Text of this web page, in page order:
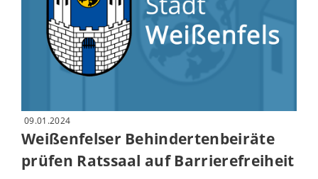
09.01.2024
Weißenfelser Behindertenbeiräte
prüfen Ratssaal auf Barrierefreiheit